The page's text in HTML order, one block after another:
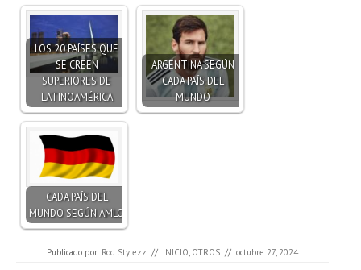
LOS 20 PAÍSES QUE
SE CREEN
SUPERIORES DE
LATINOAMÉRICA
ARGENTINA SEGÚN
CADA PAÍS DEL
MUNDO
CADA PAÍS DEL
MUNDO SEGÚN AMLO
Publicado por: Rod Stylezz // INICIO OTROS // octubre 27, 2024